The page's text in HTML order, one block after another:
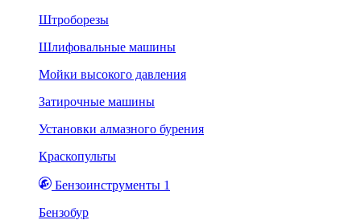
Штроборезы
Шлифовальные машины
Мойки высокого давления
Затирочные машины
Установки алмазного бурения
Краскопульты
Бензоинструменты 1
Бензобур